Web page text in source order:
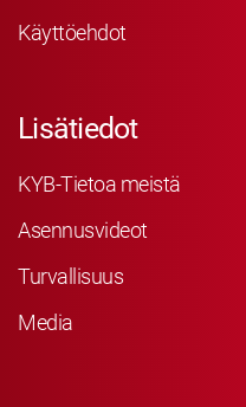
Käyttöehdot
Lisätiedot
KYB-Tietoa meistä
Asennusvideot
Turvallisuus
Media